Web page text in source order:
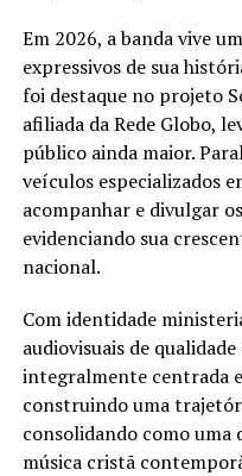
Em 2026, a banda vive
expressivos de sua
foi destaque no projeto
afiliada da Rede Globo,
público ainda maior.
veículos especializados
acompanhar e divulgar
evidenciando sua
nacional.
Com identidade
audiovisuais de
integralmente centrada
construindo uma
consolidando como uma
música cristã